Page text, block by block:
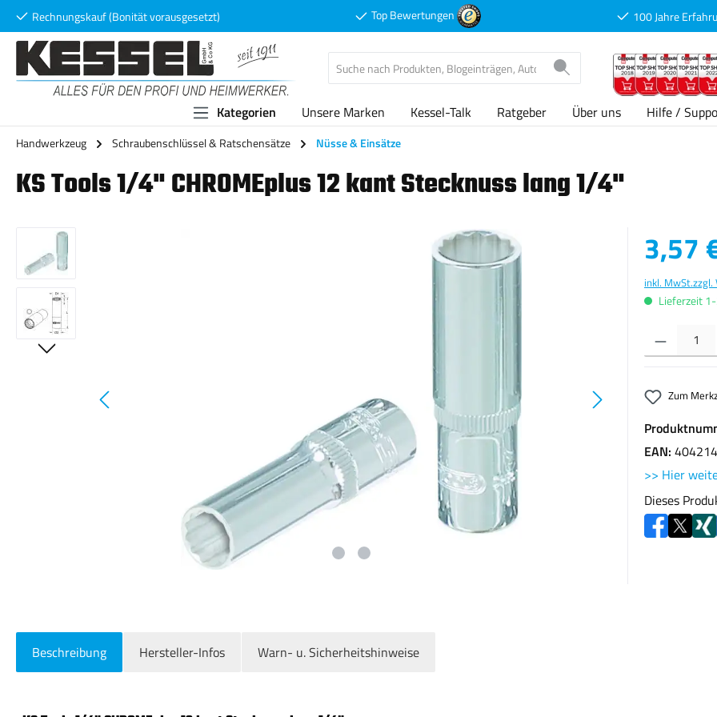
Hauptinhalt springen
Zur Suche springen
Zur Hauptnavigation springen
Rechnungskauf (Bonität vorausgesetzt) Top Bewertungen 100 Jahre
Kategorien Unsere Marken Kessel-Talk Ratgeber Über uns Hilfe /
Handwerkzeug Schraubenschlüssel & Ratschensätze Nüsse & Einsätze
KS Tools 1/4" CHROMEplus 12 kant Stecknuss lang 1/4"
Bildergalerie überspringen 3,57
inkl. MwSt.zzgl.
Lieferzeit
Produkt Anzahl:
Zum
EAN:
>> Hier
Dieses
Beschreibung Hersteller-Infos Warn- u. Sicherheitshinweise